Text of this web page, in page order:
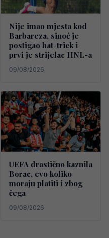
Nije imao mjesta kod
Barbareza, sinoć je
postigao hat-trick i
prvi je strijelac HNL-a
09/08/2026
UEFA drastično kaznila
Borac, evo koliko
moraju platiti i zbog
čega
09/08/2026